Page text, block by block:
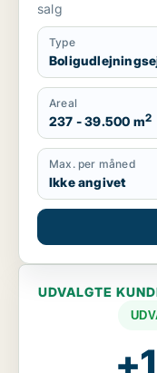
salg
Type
Areal
237 - 39.500 m2
Max. per måned
Ikke angivet
UDVALGTE